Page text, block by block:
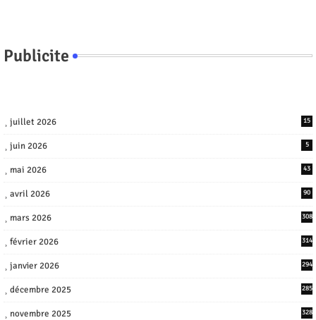
Publicite
juillet 2026 15
juin 2026 5
mai 2026 43
avril 2026 90
mars 2026 308
février 2026 314
janvier 2026 294
décembre 2025 285
novembre 2025 328